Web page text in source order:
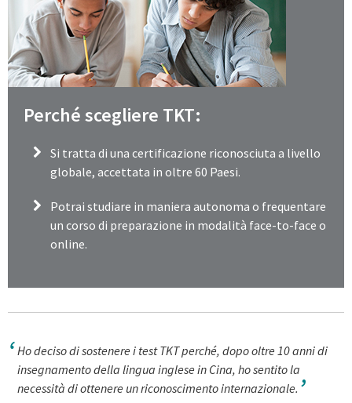
Perché scegliere TKT:
Si tratta di una certificazione riconosciuta a livello
globale, accettata in oltre 60 Paesi.
Potrai studiare in maniera autonoma o frequentare
un corso di preparazione in modalità face-to-face o
online.
Ho deciso di sostenere i test TKT perché, dopo oltre 10 anni di
insegnamento della lingua inglese in Cina, ho sentito la
necessità di ottenere un riconoscimento internazionale.